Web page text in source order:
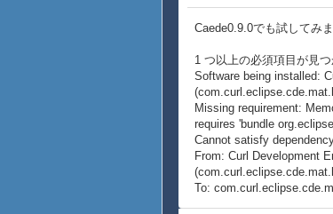
Caede0.9.0でも試してみ
1 つ以上の必須項目が見
Software being installed:
Missing requirement:
requires 'bundle
Cannot satisfy
From: Curl Development
To: